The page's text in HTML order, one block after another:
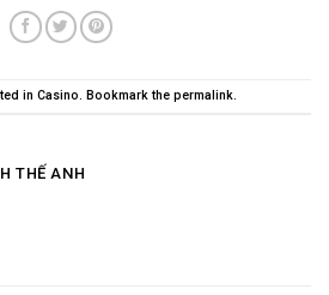
in Casino. Bookmark the permalink.
THẾ ANH